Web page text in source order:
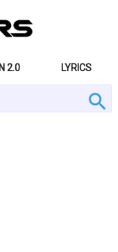
2.0 LYRICS